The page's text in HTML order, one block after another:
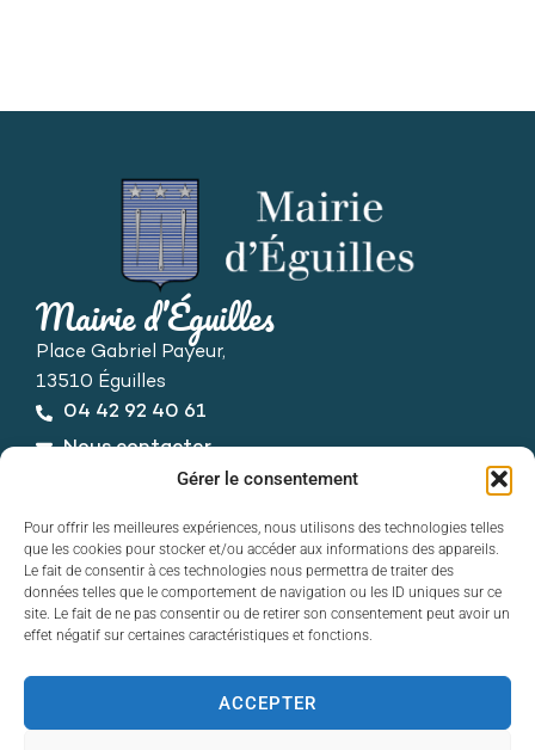
Gérer le consentement
Pour offrir les meilleures expériences, nous utilisons des technologies telles
que les cookies pour stocker et/ou accéder aux informations des appareils.
Le fait de consentir à ces technologies nous permettra de traiter des
données telles que le comportement de navigation ou les ID uniques sur ce
site. Le fait de ne pas consentir ou de retirer son consentement peut avoir un
effet négatif sur certaines caractéristiques et fonctions.
ACCEPTER
Mairie d’Éguilles
Place Gabriel Payeur,
13510 Éguilles
04 42 92 40 61
Nous contacter
Horaires d’ouverture
de 8h30 à 12h30 et de 13h30 à 17h30
Contact